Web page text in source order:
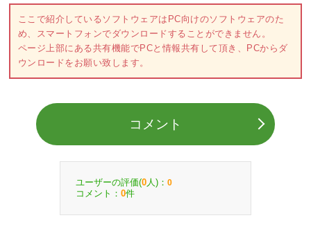
ここで紹介しているソフトウェアはPC向けのソフトウェアのた
め、スマートフォンでダウンロードすることができません。
ページ上部にある共有機能でPCと情報共有して頂き、PCからダ
ウンロードをお願い致します。
コメント
ユーザーの評価(0 人)： 0
コメント： 0件